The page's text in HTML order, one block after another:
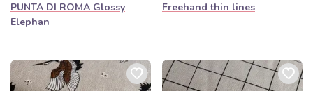
PUNTA DI ROMA Glossy
Elephan
Freehand thin lines